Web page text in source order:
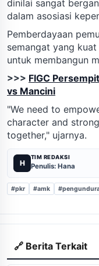
dinilai sangat
dalam asosiasi
Pemberdayaan
semangat yang
untuk membangun
>>> FIGC
vs Mancini
"We need to
character and
together," ujarnya.
H
TIM REDAKSI
Penulis: Hana
#pkr #amk
🔗 Berita Terkait